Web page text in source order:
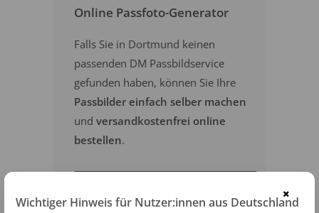
Online Passfoto-Generator
Falls Sie in Dortmund keinen
passenden DM Passbildservice
gefunden haben, können Sie Ihre
Passbilder einfach selber machen
und versandkostenfrei online
bestellen.
×
Wichtiger Hinweis für Nutzer:innen aus Deutschland